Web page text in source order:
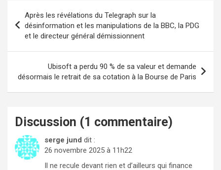
de
l’article
Après les révélations du Telegraph sur la
désinformation et les manipulations de la BBC, la PDG
et le directeur général démissionnent
Ubisoft a perdu 90 % de sa valeur et demande
désormais le retrait de sa cotation à la Bourse de Paris
Discussion (1 commentaire)
serge jund dit :
26 novembre 2025 à 11h22
Il ne recule devant rien et d’ailleurs qui finance